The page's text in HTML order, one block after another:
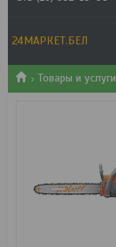
24МАРКЕТ.БЕЛ
Товары и услуги